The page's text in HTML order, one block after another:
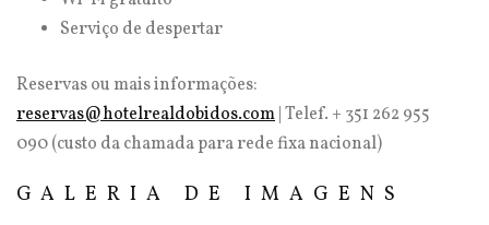
Serviço de despertar
Reservas ou mais informações:
reservas@hotelrealdobidos.com | Telef. + 351 262 955
090 (custo da chamada para rede fixa nacional)
GALERIA DE IMAGENS